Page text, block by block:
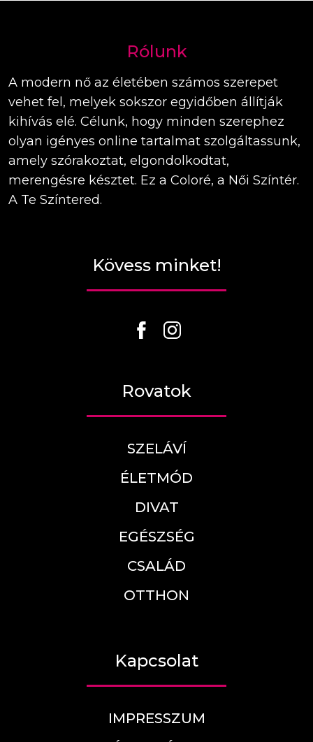
Rólunk
A modern nő az életében számos szerepet
vehet fel, melyek sokszor egyidőben állítják
kihívás elé. Célunk, hogy minden szerephez
olyan igényes online tartalmat szolgáltassunk,
amely szórakoztat, elgondolkodtat,
merengésre késztet. Ez a Coloré, a Női Színtér.
A Te Színtered.
Kövess minket!
Rovatok
SZELÁVÍ
ÉLETMÓD
DIVAT
EGÉSZSÉG
CSALÁD
OTTHON
Kapcsolat
IMPRESSZUM